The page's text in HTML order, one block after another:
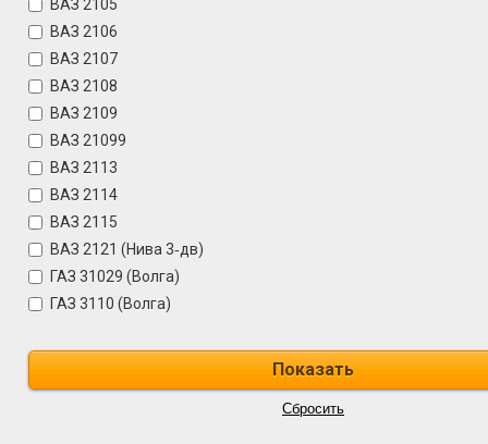
ВАЗ 2105
ВАЗ 2106
ВАЗ 2107
ВАЗ 2108
ВАЗ 2109
ВАЗ 21099
ВАЗ 2113
ВАЗ 2114
ВАЗ 2115
ВАЗ 2121 (Нива 3‑дв)
ГАЗ 31029 (Волга)
ГАЗ 3110 (Волга)